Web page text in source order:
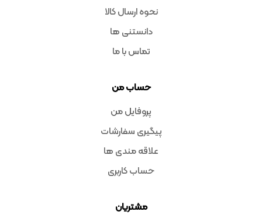
نحوه ارسال کالا
دانستنی ها
تماس با ما
حساب من
پروفایل من
پیگیری سفارشات
علاقه مندی ها
حساب کاربری
مشتریان